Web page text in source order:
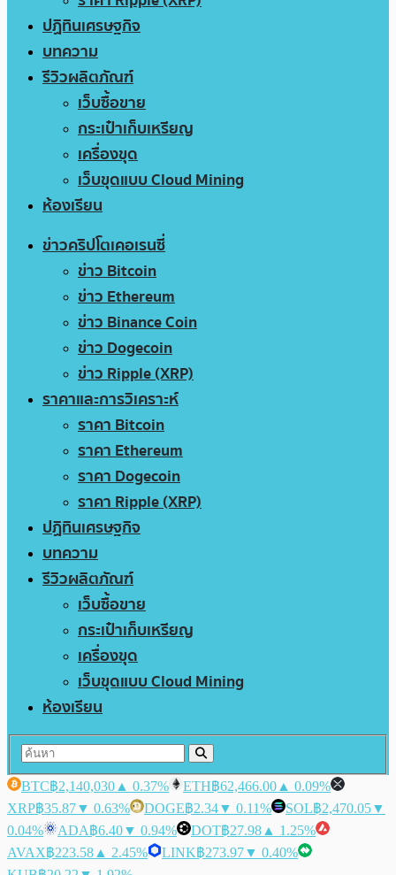
ปฏิทินเศรษฐกิจ
บทความ
รีวิวผลิตภัณฑ์
เว็บซื้อขาย
กระเป๋าเก็บเหรียญ
เครื่องขุด
เว็บขุดแบบ Cloud Mining
ห้องเรียน
ข่าวคริปโตเคอเรนซี่
ข่าว Bitcoin
ข่าว Ethereum
ข่าว Binance Coin
ข่าว Dogecoin
ข่าว Ripple (XRP)
ราคาและการวิเคราะห์
ราคา Bitcoin
ราคา Ethereum
ราคา Dogecoin
ราคา Ripple (XRP)
ปฏิทินเศรษฐกิจ
บทความ
รีวิวผลิตภัณฑ์
เว็บซื้อขาย
กระเป๋าเก็บเหรียญ
เครื่องขุด
เว็บขุดแบบ Cloud Mining
ห้องเรียน
BTC฿2,140,030 ▲ 0.37% ETH฿62,466.00 ▲ 0.09%
XRP฿35.87▼ 0.63% DOGE฿2.34▼ 0.11% SOL฿2,470.05▼
0.04%
ADA฿6.40▼ 0.94% DOT฿27.98 ▲ 1.25%
AVAX฿223.58 ▲ 2.45% LINK฿273.97▼ 0.40%